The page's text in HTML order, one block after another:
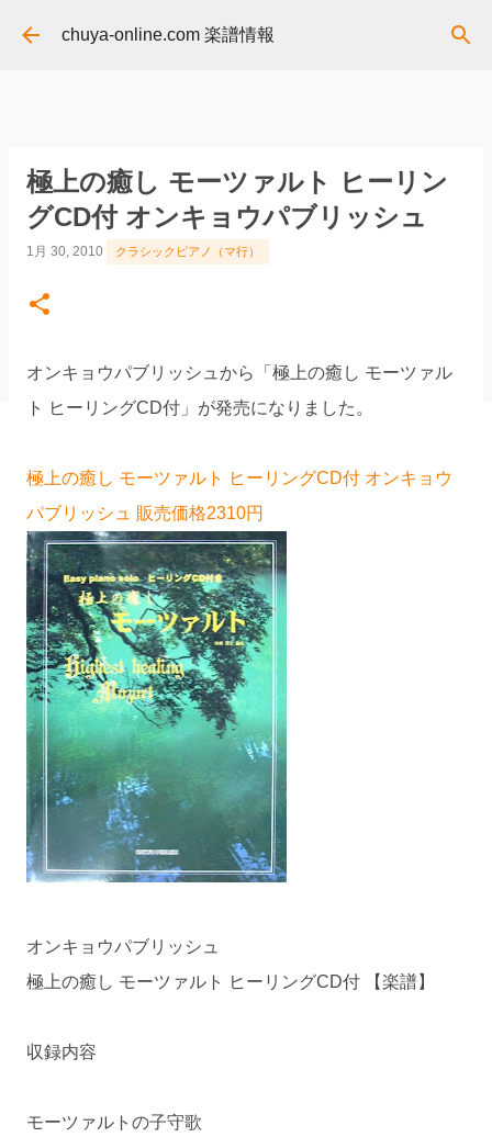
スキップしてメイン コンテンツに移動
chuya-online.com 楽譜情報
極上の癒し モーツァルト ヒーリン
グCD付 オンキョウパブリッシュ
1月 30, 2010 クラシックピアノ（マ行）
オンキョウパブリッシュから「極上の癒し モーツァル
ト ヒーリングCD付」が発売になりました。
極上の癒し モーツァルト ヒーリングCD付 オンキョウ
パブリッシュ 販売価格2310円
オンキョウパブリッシュ
極上の癒し モーツァルト ヒーリングCD付 【楽譜】
収録内容
モーツァルトの子守歌